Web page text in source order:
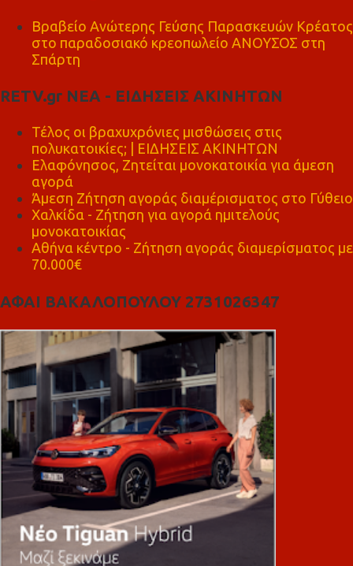
Βραβείο Ανώτερης Γεύσης Παρασκευών Κρέατος
στο παραδοσιακό κρεοπωλείο ΑΝΟΥΣΟΣ στη
Σπάρτη
RETV.gr ΝΕΑ - ΕΙΔΗΣΕΙΣ ΑΚΙΝΗΤΩΝ
Τέλος οι βραχυχρόνιες μισθώσεις στις
πολυκατοικίες; | ΕΙΔΗΣΕΙΣ ΑΚΙΝΗΤΩΝ
Ελαφόνησος, Ζητείται μονοκατοικία για άμεση
αγορά
Άμεση Ζήτηση αγοράς διαμέρισματος στο Γύθειο
Χαλκίδα - Ζήτηση για αγορά ημιτελούς
μονοκατοικίας
Αθήνα κέντρο - Ζήτηση αγοράς διαμερίσματος με
70.000€
ΑΦΑΙ ΒΑΚΑΛΟΠΟΥΛΟΥ 2731026347